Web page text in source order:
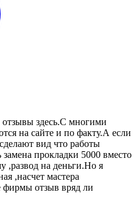
здесь.С многими
на сайте и по факту.А если
вид что работы
прокладки 5000 вместо
,развод на деньги.Но я
,насчет мастера
фирмы отзыв вряд ли